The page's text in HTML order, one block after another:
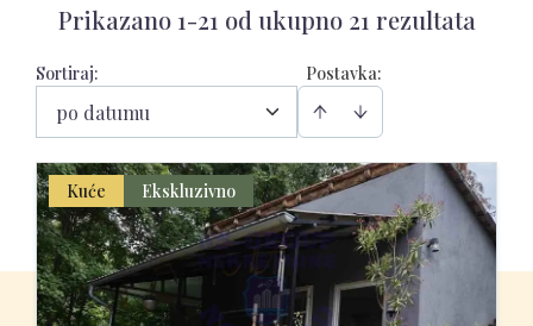
Prikazano 1-21 od ukupno 21 rezultata
Postavka:
Sortiraj:
po datumu
Kuće Ekskluzivno